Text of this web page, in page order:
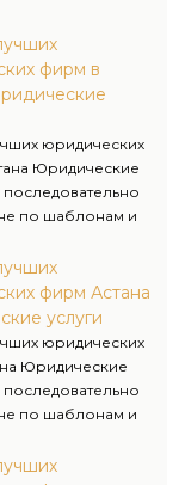
для достижения
Избирая
компанию
занимаетесь
бизнеса, а
и
фирм в
юридических
Юридические
по шаблонам и
для достижения
Избирая
компанию
занимаетесь
бизнеса, а
и
фирм Астана
услуги
юридических
Юридические
по шаблонам и
для достижения